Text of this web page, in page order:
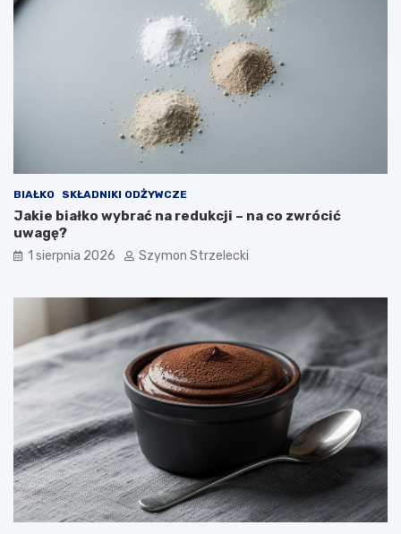
BIAŁKO SKŁADNIKI ODŻYWCZE
Jakie białko wybrać na redukcji – na co zwrócić
uwagę?
1 sierpnia 2026 Szymon Strzelecki